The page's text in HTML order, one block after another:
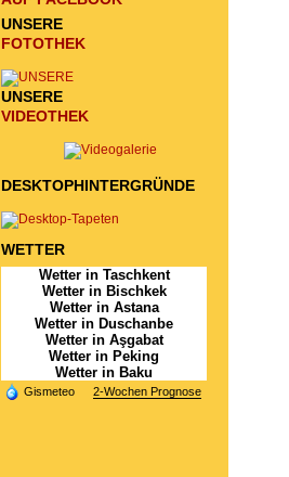
UNSERE
FOTOTHEK
UNSERE
VIDEOTHEK
DESKTOPHINTERGRÜNDE
WETTER
Wetter in Taschkent
Wetter in Bischkek
Wetter in Astana
Wetter in Duschanbe
Wetter in Aşgabat
Wetter in Peking
Wetter in Baku
Gismeteo 2-Wochen Prognose